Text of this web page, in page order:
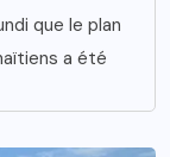
que le plan
a été